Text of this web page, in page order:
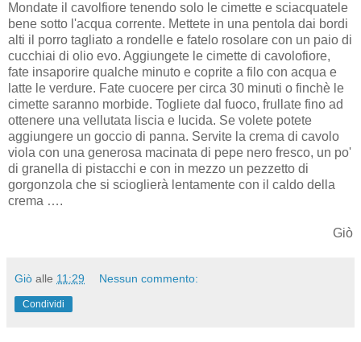
Mondate il cavolfiore tenendo solo le cimette e sciacquatele
bene sotto l'acqua corrente. Mettete in una pentola dai bordi
alti il porro tagliato a rondelle e fatelo rosolare con un paio di
cucchiai di olio evo. Aggiungete le cimette di cavolofiore,
fate insaporire qualche minuto e coprite a filo con acqua e
latte le verdure. Fate cuocere per circa 30 minuti o finchè le
cimette saranno morbide. Togliete dal fuoco, frullate fino ad
ottenere una vellutata liscia e lucida. Se volete potete
aggiungere un goccio di panna. Servite la crema di cavolo
viola con una generosa macinata di pepe nero fresco, un po'
di granella di pistacchi e con in mezzo un pezzetto di
gorgonzola che si scioglierà lentamente con il caldo della
crema ….
Giò
Giò alle 11:29 Nessun commento:
Condividi